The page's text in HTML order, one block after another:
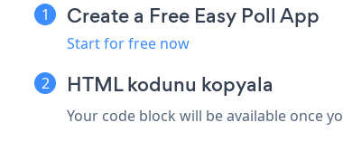
Create a Free Easy Poll App
Start for free now
HTML kodunu kopyala
Your code block will be available once